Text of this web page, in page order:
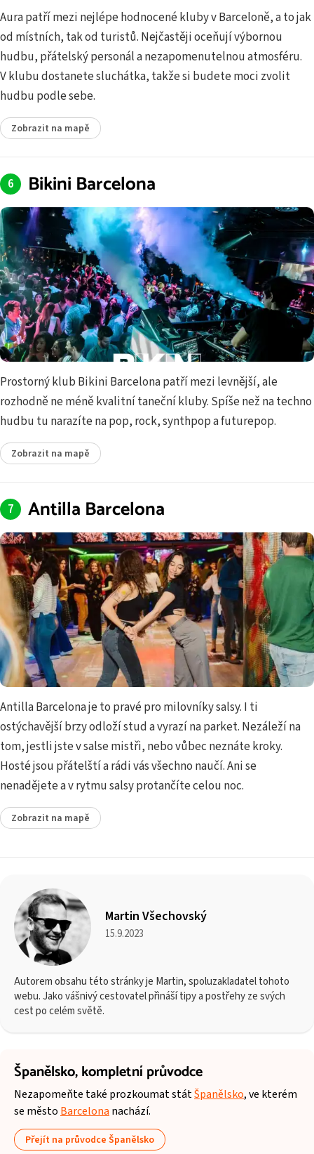
Aura patří mezi nejlépe hodnocené kluby v Barceloně, a to jak
od místních, tak od turistů. Nejčastěji oceňují výbornou
hudbu, přátelský personál a nezapomenutelnou atmosféru.
V klubu dostanete sluchátka, takže si budete moci zvolit
hudbu podle sebe.
Zobrazit na mapě
Bikini Barcelona
Prostorný klub Bikini Barcelona patří mezi levnější, ale
rozhodně ne méně kvalitní taneční kluby. Spíše než na techno
hudbu tu narazíte na pop, rock, synthpop a futurepop.
Zobrazit na mapě
Antilla Barcelona
Antilla Barcelona je to pravé pro milovníky salsy. I ti
ostýchavější brzy odloží stud a vyrazí na parket. Nezáleží na
tom, jestli jste v salse mistři, nebo vůbec neznáte kroky.
Hosté jsou přátelští a rádi vás všechno naučí. Ani se
nenadějete a v rytmu salsy protančíte celou noc.
Zobrazit na mapě
Martin Všechovský
15.9.2023
Autorem obsahu této stránky je Martin, spoluzakladatel tohoto
webu. Jako vášnivý cestovatel přináší tipy a postřehy ze svých
cest po celém světě.
Španělsko,kompletní průvodce
Nezapomeňte také prozkoumat státŠpanělsko, ve kterém
se městoBarcelonanachází.
Přejít na průvodce Španělsko